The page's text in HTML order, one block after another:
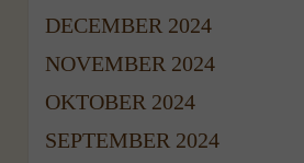
DECEMBER 2024
NOVEMBER 2024
OKTOBER 2024
SEPTEMBER 2024